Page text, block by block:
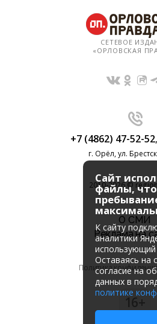
СЕТЕВОЕ
«ОРЛОВСКАЯ
+7 (4862) 47-52-52,
г. Орёл, ул.
2010-2026 ©
О СМИ
Реклама на
Политика
16+
Сайт
файлы,
К cайту
аналитики
Оставаясь на
согласие на
данных в
политике